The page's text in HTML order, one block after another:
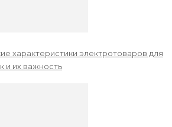
характеристики электротоваров для
и их важность